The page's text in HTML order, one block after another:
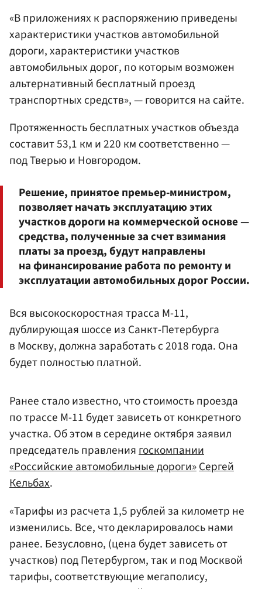
«В приложениях к распоряжению приведены
характеристики участков автомобильной
дороги, характеристики участков
автомобильных дорог, по которым возможен
альтернативный бесплатный проезд
транспортных средств», — говорится на сайте.
Протяженность бесплатных участков объезда
составит 53,1 км и 220 км соответственно —
под Тверью и Новгородом.
Решение, принятое премьер-министром,
позволяет начать эксплуатацию этих
участков дороги на коммерческой основе —
средства, полученные за счет взимания
платы за проезд, будут направлены
на финансирование работа по ремонту и
эксплуатации автомобильных дорог России.
Вся высокоскоростная трасса М-11,
дублирующая шоссе из Санкт-Петербурга
в Москву, должна заработать с 2018 года. Она
будет полностью платной.
Ранее стало известно, что стоимость проезда
по трассе М-11 будет зависеть от конкретного
участка. Об этом в середине октября заявил
председатель правлениягоскомпании
«Российские автомобильные дороги»Сергей
Кельбах.
«Тарифы из расчета 1,5 рублей за километр не
изменились. Все, что декларировалось нами
ранее. Безусловно, (цена будет зависеть от
участков) под Петербургом, так и под Москвой
тарифы, соответствующие мегаполису,